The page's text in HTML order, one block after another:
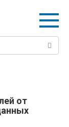
от